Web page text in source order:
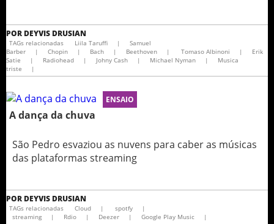
POR DEYVIS DRUSIAN
TAGs relacionadas Liila Taruffi |
Samuel
Barber
| Chopin | Bach | Beethoven | Tomaso Albinoni |
Erik
Satie
| Radiohead | Johny Cash | Michael Nyman |
Musica
triste
|
ENSAIO
A dança da chuva
São Pedro esvaziou as nuvens para caber as músicas
das plataformas streaming
POR DEYVIS DRUSIAN
TAGs relacionadas Cloud | spotfy
|
streaming
| Rdio | Deezer | Google Play Music |